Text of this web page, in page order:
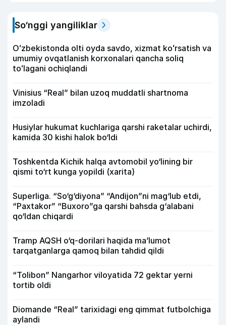
So‘nggi yangiliklar
Oʻzbekistonda olti oyda savdo, xizmat koʻrsatish va
umumiy ovqatlanish korxonalari qancha soliq
toʻlagani ochiqlandi
Vinisius “Real” bilan uzoq muddatli shartnoma
imzoladi
Husiylar hukumat kuchlariga qarshi raketalar uchirdi,
kamida 30 kishi halok bo‘ldi
Toshkentda Kichik halqa avtomobil yo‘lining bir
qismi to‘rt kunga yopildi (xarita)
Superliga. “So‘g‘diyona” “Andijon”ni mag‘lub etdi,
“Paxtakor” “Buxoro”ga qarshi bahsda g‘alabani
qo‘ldan chiqardi
Tramp AQSH o‘q-dorilari haqida ma’lumot
tarqatganlarga qamoq bilan tahdid qildi
“Tolibon” Nangarhor viloyatida 72 gektar yerni
tortib oldi
Diomande “Real” tarixidagi eng qimmat futbolchiga
aylandi